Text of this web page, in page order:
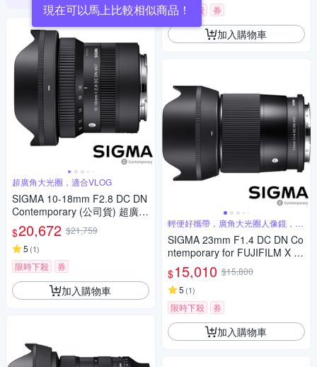
現在可以馬上比較相似商品！
超廣角大光圈，適合VLOG
SIGMA 10-18mm F2.8 DC DN
Contemporary (公司貨) 超廣角
變焦鏡頭 APS-C 無反微單眼鏡
頭
$20,672 $21,759
5 (1)
限時下殺 券
加入購物車
限時下殺 券
加入購物車
輕便好攜帶，廣角大光圈人像鏡，美
麗淺景深
SIGMA 23mm F1.4 DC DN Co
ntemporary for FUJIFILM X 富
士接環 (公司貨) 廣角大光圈定
焦鏡 人像鏡 APS-C 無反微單眼
專用鏡頭
$15,010 $15,800
5 (1)
限時下殺 券
加入購物車